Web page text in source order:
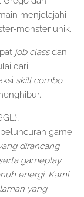
menjelajahi
monster unik.
job classdan
dari
skill combo
game
dirancang
gameplay
energi. Kami
yang